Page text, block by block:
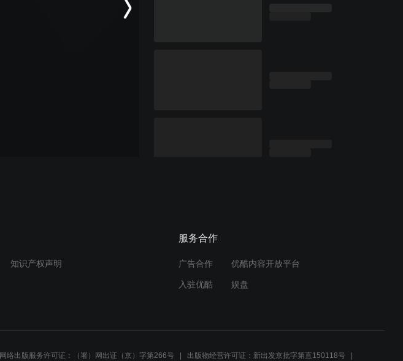
知识产权声明
服务合作
广告合作 优酷内容开放平台
入驻优酷 娱盘
网络出版服务许可证：（署）网出证（京）字第266号 出版物经营许可证：新出发京批字第直150118号